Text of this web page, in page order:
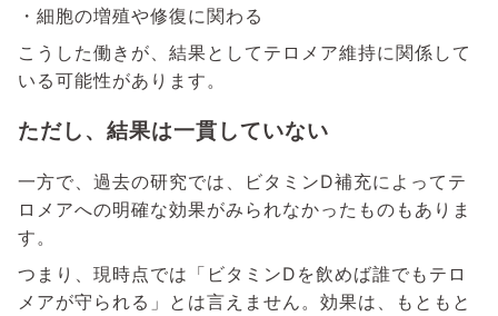
・細胞の増殖や修復に関わる
こうした働きが、結果としてテロメア維持に関係して
いる可能性があります。
ただし、結果は一貫していない
一方で、過去の研究では、ビタミンD補充によってテ
ロメアへの明確な効果がみられなかったものもありま
す。
つまり、現時点では「ビタミンDを飲めば誰でもテロ
メアが守られる」とは言えません。効果は、もともと